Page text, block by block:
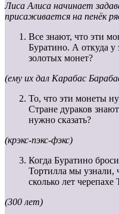
Лиса Алиса начинает
присаживается на пенёк
Все знают, что эти
Буратино. А откуда у
золотых монет?
(ему их дал Карабас
То, что эти монеты
Стране дураков
нужно сказать?
(крэкс-пэкс-фэкс)
Когда Буратино
Тортилла мы узнали,
сколько лет черепахе
(300 лет)